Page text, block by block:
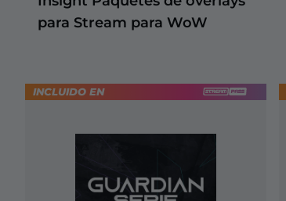
para Stream para WoW
INCLUIDO EN